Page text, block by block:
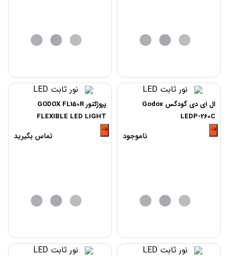
ال ای دی گودگس Godox
LEDP-260C
ناموجود
پروژکتور GODOX FL150R
FLEXIBLE LED LIGHT
30x120cm
تماس بگیرید